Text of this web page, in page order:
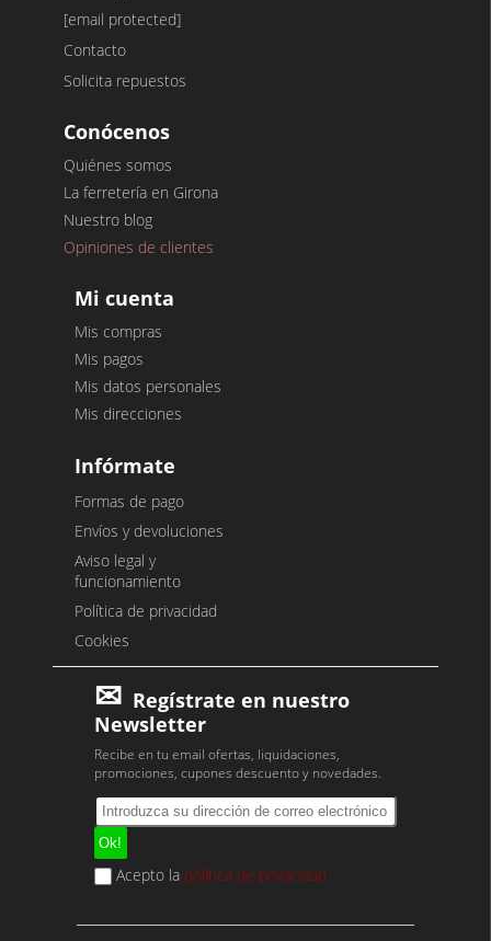
[email protected]
Contacto
Solicita repuestos
Conócenos
Quiénes somos
La ferretería en Girona
Nuestro blog
Opiniones de clientes
Mi cuenta
Mis compras
Mis pagos
Mis datos personales
Mis direcciones
Infórmate
Formas de pago
Envíos y devoluciones
Aviso legal y
funcionamiento
Política de privacidad
Cookies
Regístrate en nuestro
Newsletter
Recibe en tu email ofertas, liquidaciones,
promociones, cupones descuento y novedades.
Acepto la política de privacidad